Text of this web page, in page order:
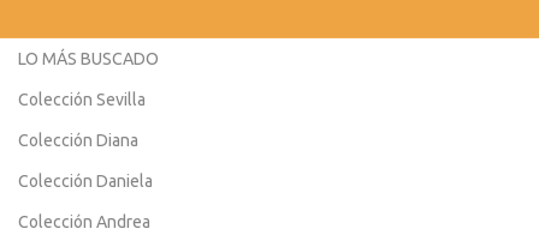
LO MÁS BUSCADO
Colección Sevilla
Colección Diana
Colección Daniela
Colección Andrea